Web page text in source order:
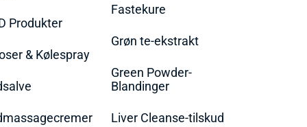
Produkter
& Kølespray
Fastekure
Grøn te-ekstrakt
Green Powder-
Blandinger
Liver Cleanse-tilskud